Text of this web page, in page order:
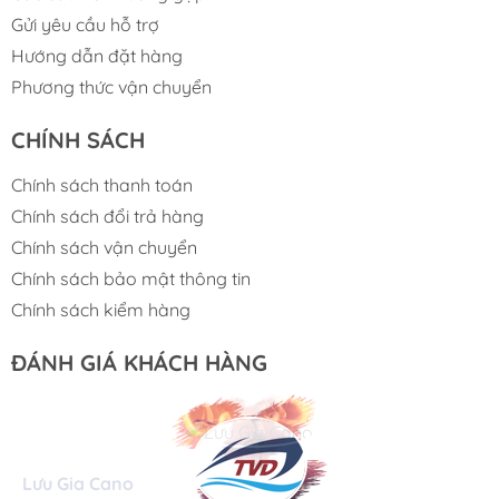
dễ lau chùi, chống bám bẩn và chống thấm
nước, giúp việc bảo quản ghế luôn sạch sẽ
và hợp vệ sinh.
Tính Thẩm Mỹ Cao:
ngoài sang trọng, đẳng cấp cho không gian
tàu. Đặc biệt, với
thể dễ dàng phối hợp ghế với nội thất và
phong cách tổng thể của chiếc
thuyền
của mình.
Thiết Kế Gập Tiết Kiệm Không Gian:
điểm nổi bật nhất của loại ghế này. Khi không sử
dụng, bạn có thể dễ dàng gập ghế lại gọn gàng,
Điều này đặc biệt hữu ích cho các loại
có diện tích hạn chế.
Đa Năng Trong Ứng Dụng:Phù hợp sử dụng làm
ghế hành kháchhoặc
loại tàu khác nhau, từcano giải trí
Gửi yêu cầu hỗ trợ
Hướng dẫn đặt hàng
Phương thức vận chuyển
CHÍNH SÁCH
Chính sách thanh toán
Chính sách đổi trả hàng
Chính sách vận chuyển
Chính sách bảo mật thông tin
Chính sách kiểm hàng
ĐÁNH GIÁ KHÁCH HÀNG
Lưu Gia Cano